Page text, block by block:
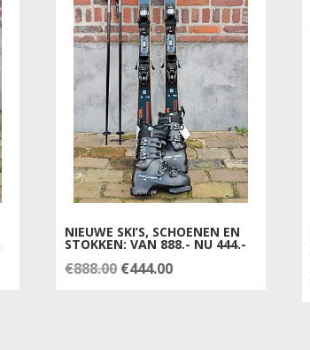
NIEUWE SKI’S, SCHOENEN EN
STOKKEN: VAN 888.- NU 444.-
€888.00 Oorspronkelijke
€444.00Huidige